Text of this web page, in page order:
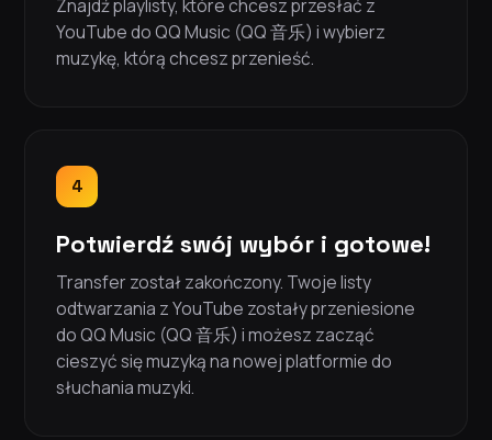
Znajdź playlisty, które chcesz przesłać z
YouTube do QQ Music (QQ 音乐) i wybierz
muzykę, którą chcesz przenieść.
4
Potwierdź swój wybór i gotowe!
Transfer został zakończony. Twoje listy
odtwarzania z YouTube zostały przeniesione
do QQ Music (QQ 音乐) i możesz zacząć
cieszyć się muzyką na nowej platformie do
słuchania muzyki.